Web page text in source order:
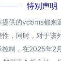
特别声明
供的vcbms都来
，同时，对于该
制，在2025年2